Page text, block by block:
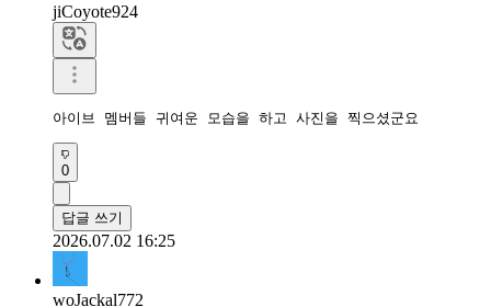
jiCoyote924
아이브 멤버들 귀여운 모습을 하고 사진을 찍으셨군요
0
답글 쓰기
2026.07.02 16:25
woJackal772